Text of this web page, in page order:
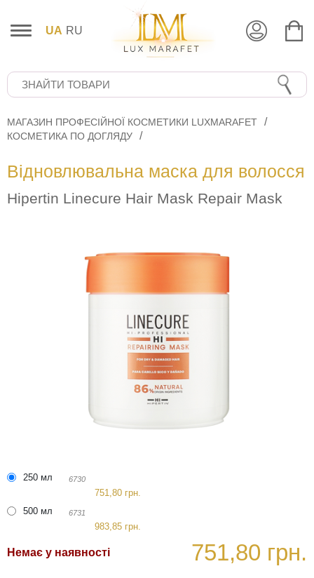
UA RU
МАГАЗИН ПРОФЕСІЙНОЇ КОСМЕТИКИ LUXMARAFET
КОСМЕТИКА ПО ДОГЛЯДУ
Відновлювальна маска для волосся
Hipertin Linecure Hair Mask Repair Mask
250 мл 6730
751,80 грн.
500 мл
6731
983,85 грн.
Немає у наявності 751,80 грн.